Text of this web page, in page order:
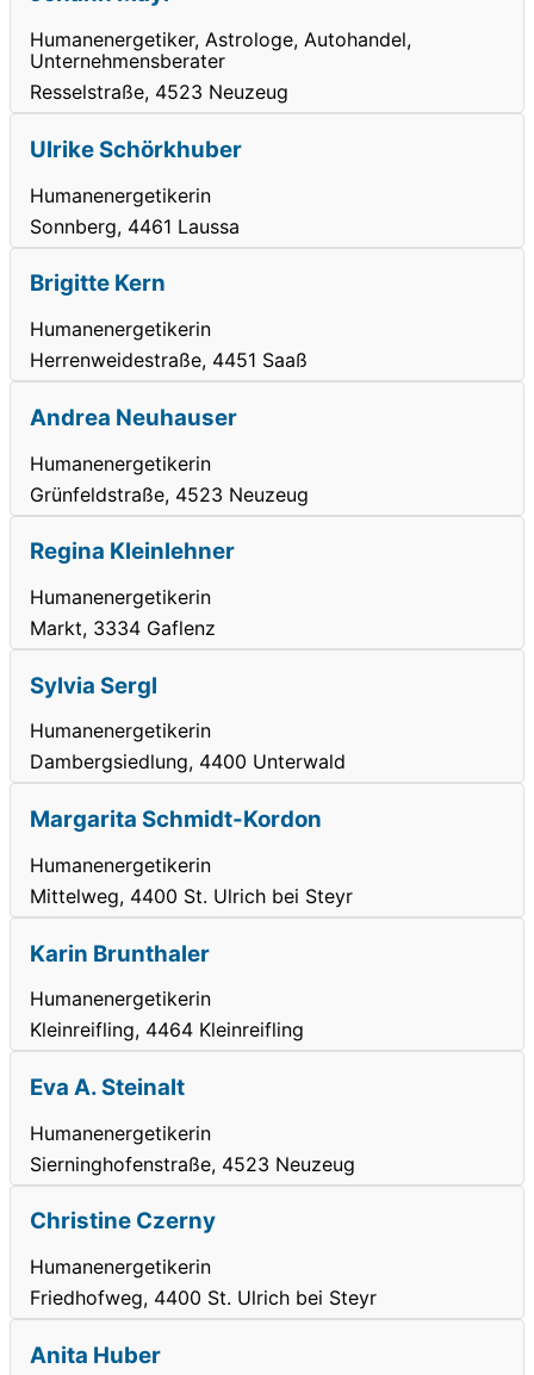
Humanenergetiker, Astrologe, Autohandel,
Unternehmensberater
Resselstraße, 4523 Neuzeug
Ulrike Schörkhuber
Humanenergetikerin
Sonnberg, 4461 Laussa
Brigitte Kern
Humanenergetikerin
Herrenweidestraße, 4451 Saaß
Andrea Neuhauser
Humanenergetikerin
Grünfeldstraße, 4523 Neuzeug
Regina Kleinlehner
Humanenergetikerin
Markt, 3334 Gaflenz
Sylvia Sergl
Humanenergetikerin
Dambergsiedlung, 4400 Unterwald
Margarita Schmidt-Kordon
Humanenergetikerin
Mittelweg, 4400 St. Ulrich bei Steyr
Karin Brunthaler
Humanenergetikerin
Kleinreifling, 4464 Kleinreifling
Eva A. Steinalt
Humanenergetikerin
Sierninghofenstraße, 4523 Neuzeug
Christine Czerny
Humanenergetikerin
Friedhofweg, 4400 St. Ulrich bei Steyr
Anita Huber